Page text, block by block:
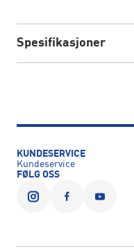
Spesifikasjoner
KUNDESERVICE
Kundeservice
FØLG OSS